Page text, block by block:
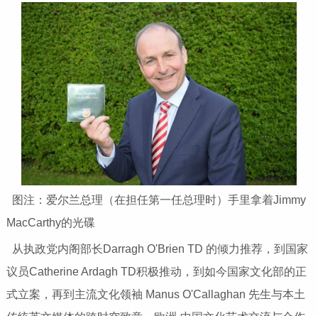
图注：爱尔兰总理（在担任第一任总理时）手里拿着Jimmy
MacCarthy的光碟
从执政党内阁部长Darragh O'Brien TD 的倾力推荐，到国家
议员Catherine Ardagh TD积极推动，到如今国家文化部的正
式立案，再到主流文化领袖 Manus O'Callaghan 先生与本土